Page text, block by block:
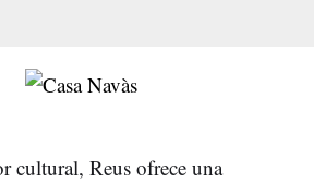
cultural, Reus ofrece una